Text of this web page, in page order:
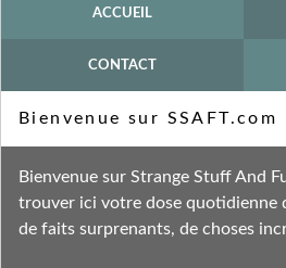
ACCUEIL
CONTACT
Fil des commentaires
Bienvenue sur SSAFT.com
Bienvenue sur Strange Stuff And
trouver ici votre dose quotidienne
de faits surprenants, de choses